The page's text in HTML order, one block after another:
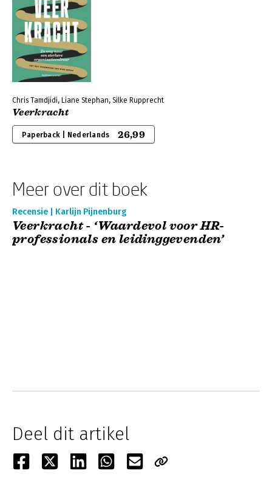
Chris Tamdjidi, Liane Stephan, Silke Rupprecht
Veerkracht
Paperback | Nederlands 26,99
Meer over dit boek
Recensie | Karlijn Pijnenburg
Veerkracht - ‘Waardevol voor HR-
professionals en leidinggevenden’
Deel dit artikel